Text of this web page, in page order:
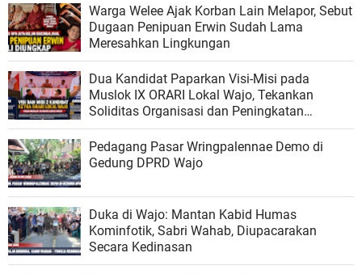
Warga Welee Ajak Korban Lain Melapor, Sebut
Dugaan Penipuan Erwin Sudah Lama
Meresahkan Lingkungan
Dua Kandidat Paparkan Visi-Misi pada
Muslok IX ORARI Lokal Wajo, Tekankan
Soliditas Organisasi dan Peningkatan
Pelayanan Anggota
Pedagang Pasar Wringpalennae Demo di
Gedung DPRD Wajo
Duka di Wajo: Mantan Kabid Humas
Kominfotik, Sabri Wahab, Diupacarakan
Secara Kedinasan